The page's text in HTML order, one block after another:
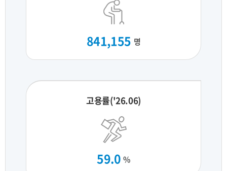
841,155 명
고용률('26.06)
59.0 %